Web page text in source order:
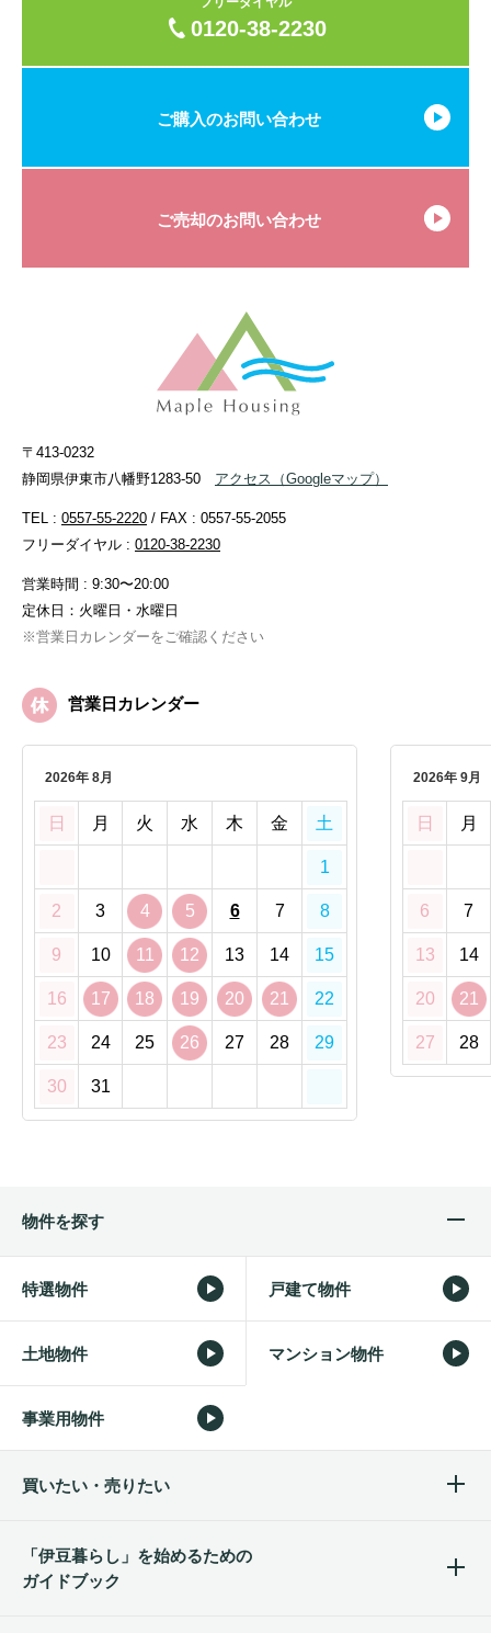
0120-38-2230
ご購入のお問い合わせ
ご売却のお問い合わせ
〒413-0232
静岡県伊東市八幡野1283-50
アクセス （Googleマップ）
TEL : 0557-55-2220 / FAX : 0557-55-2055
フリーダイヤル : 0120-38-2230
営業時間 : 9:30〜20:00
定休日：火曜日・水曜日
※営業日カレンダーをご確認ください
営業日カレンダー
2026年 8月
日 月 火 水 木 金 土
1
2 3 4 5 6 7 8
9 10 11 12 13 14 15
16 17 18 19 20 21 22
23 24 25 26 27 28 29
30 31
2026年 9月
日 月
6 7
13 14
20 21
27 28
物件を探す
特選物件 戸建て物件
土地物件 マンション物件
事業用物件
買いたい・売りたい
「伊豆暮らし」を始めるための
ガイドブック